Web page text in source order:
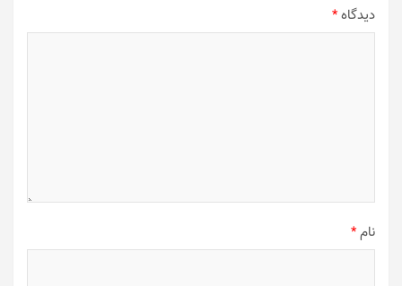
دیدگاه*
نام*